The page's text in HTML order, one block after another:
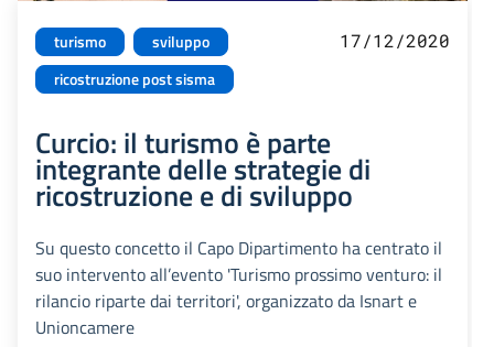
turismo
sviluppo
ricostruzione post sisma
17/12/2020
Curcio: il turismo è parte
integrante delle strategie di
ricostruzione e di sviluppo
Su questo concetto il Capo Dipartimento ha centrato il
suo intervento all’evento 'Turismo prossimo venturo: il
rilancio riparte dai territori', organizzato da Isnart e
Unioncamere